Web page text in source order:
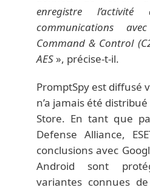
enregistre l’activité
communications
Command & Control
AES », précise-t-il.
PromptSpy est diffusé
n’a jamais été
Store. En tant que
Defense Alliance,
conclusions avec
Android sont
variantes connues